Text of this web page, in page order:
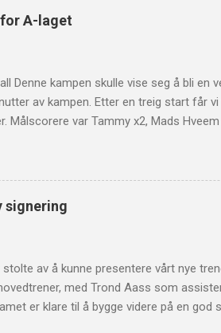
A-laget
Denne kampen skulle vise seg å bli en
av kampen. Etter en treig start får
Målscorere var Tammy x2, Mads
en gang til minuttet senere. Det tok
et lite opphold fra uten mål får Håvard
som gir et sluttresultat på 8-5. En
å gå på bakover i banen. Flisa 2 - 2
signering
av å kunne presentere vårt nye
med Trond Aass som
er klare til å bygge videre på en god